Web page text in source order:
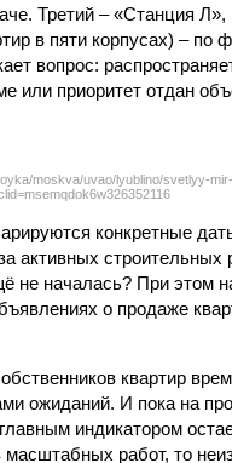
Третий – «Станция
в пяти корпусах) – по
вопрос:
или приоритет отдан
moskva/uvao/lyublino/svetlyy-
конкретные
активных строительных
не началась? При этом
о продаже
квартир
ожиданий. И пока на
индикатором
работ, то